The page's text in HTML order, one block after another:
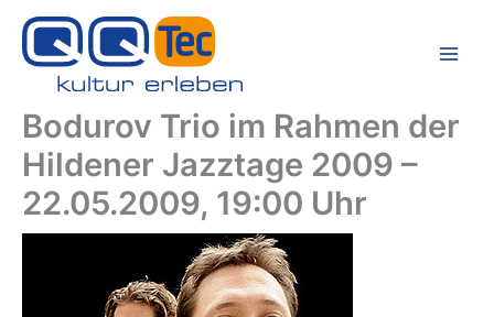
Inhalt
springen
Bodurov Trio im Rahmen der
Hildener Jazztage 2009 –
22.05.2009, 19:00 Uhr